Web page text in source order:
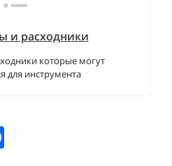
и расходники
которые могут
для инструмента